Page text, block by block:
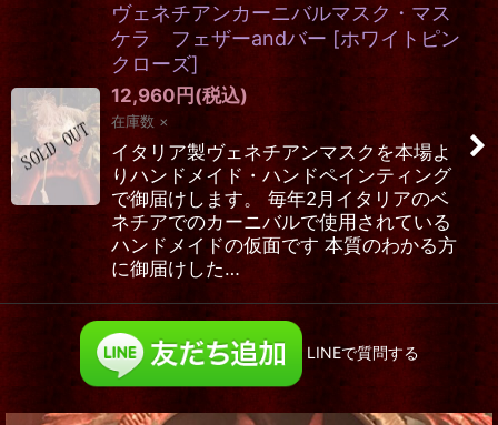
ヴェネチアンカーニバルマスク・マス
ケラ フェザーandバー [ホワイトピン
クローズ]
12,960 円 (税込)
在庫数 ×
イタリア製ヴェネチアンマスクを本場よ
りハンドメイド・ハンドペインティング
で御届けします。 毎年2月イタリアのベ
ネチアでのカーニバルで使用されている
ハンドメイドの仮面です 本質のわかる方
に御届けした…
LINEで質問する